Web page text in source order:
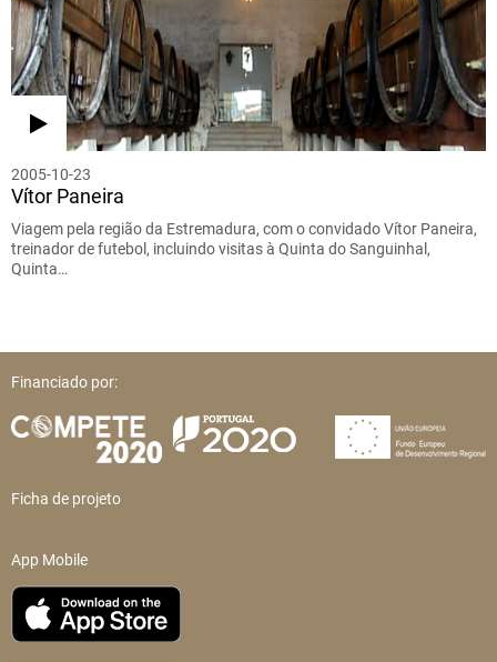
2005-10-23
Vítor Paneira
Viagem pela região da Estremadura, com o convidado Vítor Paneira,
treinador de futebol, incluindo visitas à Quinta do Sanguinhal,
Quinta…
Financiado por:
Ficha de projeto
App Mobile